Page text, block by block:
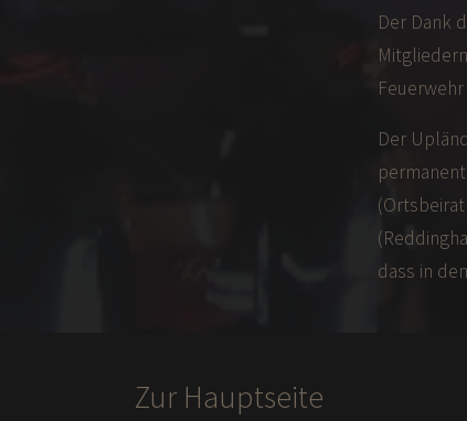
Der Dank
Der
dass in
Zur Hauptseite